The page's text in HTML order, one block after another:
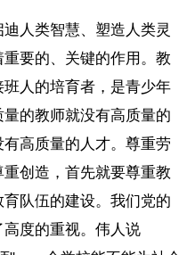
人类智慧、塑造人类灵
要的、关键的作用。教
人的培育者，是青少年
的教师就没有高质量的
高质量的人才。尊重劳
创造，首先就要尊重教
队伍的建设。我们党的
度的重视。伟人说